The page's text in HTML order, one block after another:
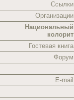
Ссылки
Организации
Национальный
колорит
Гостевая книга
Форум
E-mail